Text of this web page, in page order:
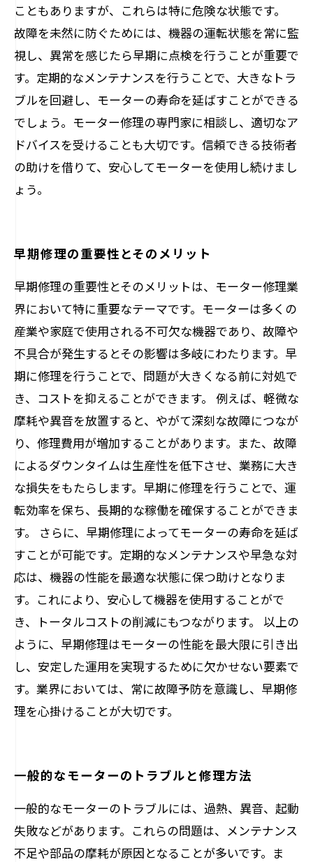
こともありますが、これらは特に危険な状態です。
故障を未然に防ぐためには、機器の運転状態を常に監
視し、異常を感じたら早期に点検を行うことが重要で
す。定期的なメンテナンスを行うことで、大きなトラ
ブルを回避し、モーターの寿命を延ばすことができる
でしょう。モーター修理の専門家に相談し、適切なア
ドバイスを受けることも大切です。信頼できる技術者
の助けを借りて、安心してモーターを使用し続けまし
ょう。
早期修理の重要性とそのメリット
早期修理の重要性とそのメリットは、モーター修理業
界において特に重要なテーマです。モーターは多くの
産業や家庭で使用される不可欠な機器であり、故障や
不具合が発生するとその影響は多岐にわたります。早
期に修理を行うことで、問題が大きくなる前に対処で
き、コストを抑えることができます。 例えば、軽微な
摩耗や異音を放置すると、やがて深刻な故障につなが
り、修理費用が増加することがあります。また、故障
によるダウンタイムは生産性を低下させ、業務に大き
な損失をもたらします。早期に修理を行うことで、運
転効率を保ち、長期的な稼働を確保することができま
す。 さらに、早期修理によってモーターの寿命を延ば
すことが可能です。定期的なメンテナンスや早急な対
応は、機器の性能を最適な状態に保つ助けとなりま
す。これにより、安心して機器を使用することがで
き、トータルコストの削減にもつながります。 以上の
ように、早期修理はモーターの性能を最大限に引き出
し、安定した運用を実現するために欠かせない要素で
す。業界においては、常に故障予防を意識し、早期修
理を心掛けることが大切です。
一般的なモーターのトラブルと修理方法
一般的なモーターのトラブルには、過熱、異音、起動
失敗などがあります。これらの問題は、メンテナンス
不足や部品の摩耗が原因となることが多いです。ま